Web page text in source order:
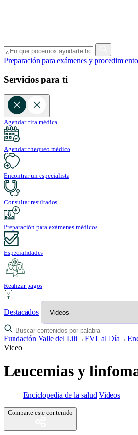
Preparación para exámenes y
Servicios para ti
Agendar cita médica
Agendar chequeo médico
Encontrar un especialista
Consultar resultados
Preparación para exámenes médicos
Especialidades
Realizar pagos
Destacados
Fundación Valle del Lili →FVL al Día →
Video
Leucemias y
Enciclopedia de la salud Videos
Comparte este contenido